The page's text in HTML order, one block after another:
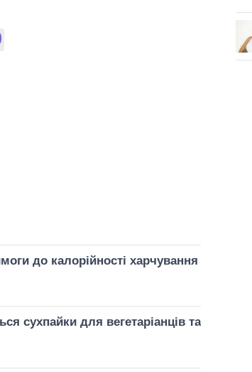
до калорійності харчування
сухпайки для вегетаріанців та